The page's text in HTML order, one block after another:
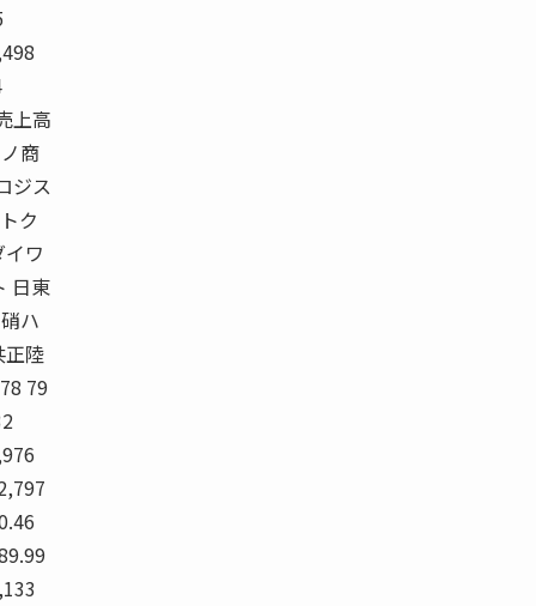
上高
商
ジス
ク
ワ
日東
ハ
正陸
79